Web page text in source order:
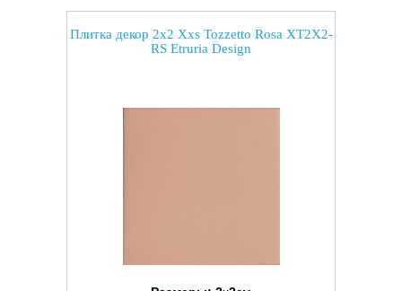
Плитка декор 2x2 Xxs Tozzetto Rosa XT2X2-
RS Etruria Design